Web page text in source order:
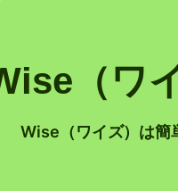
（ワ
Wise（ワイズ）は簡